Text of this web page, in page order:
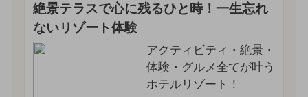
絶景テラスで心に残るひと時！一生忘れ
ないリゾート体験
アクティビティ・絶景・
体験・グルメ全てが叶う
ホテルリゾート！